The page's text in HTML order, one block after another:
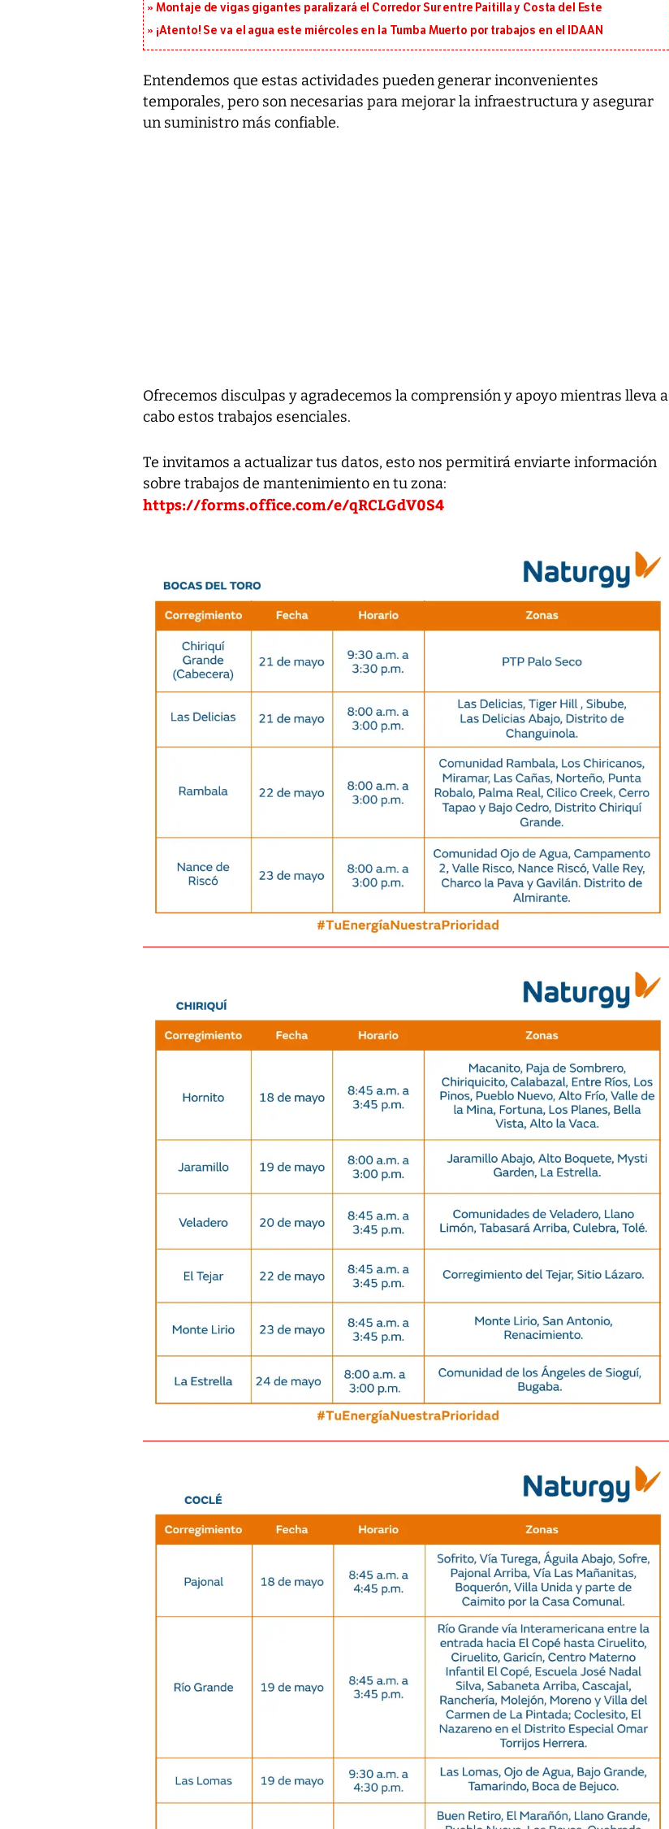
Montaje de vigas gigantes paralizará el Corredor Sur entre Paitilla y Costa del Este
¡Atento! Se va el agua este miércoles en la Tumba Muerto por trabajos en el IDAAN
Entendemos que estas actividades pueden generar inconvenientes
temporales, pero son necesarias para mejorar la infraestructura y asegurar
un suministro más confiable.
Ofrecemos disculpas y agradecemos la comprensión y apoyo mientras lleva a
cabo estos trabajos esenciales.
Te invitamos a actualizar tus datos, esto nos permitirá enviarte información
sobre trabajos de mantenimiento en tu zona:
https://forms.office.com/e/qRCLGdV0S4